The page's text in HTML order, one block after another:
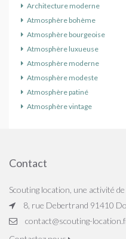
Architecture moderne
Atmosphère bohème
Atmosphère bourgeoise
Atmosphère luxueuse
Atmosphère moderne
Atmosphère modeste
Atmosphère patiné
Atmosphère vintage
Contact
Scouting location, une activité
8, rue Debertrand 91410
contact@scouting-